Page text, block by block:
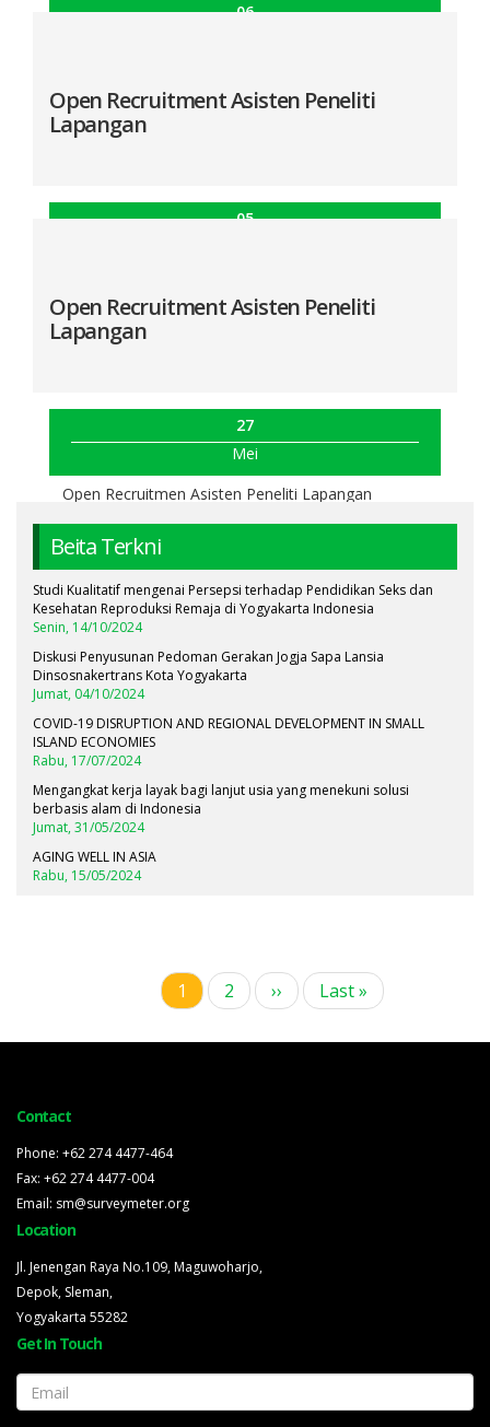
06
Open Recruitment Asisten Peneliti
Lapangan
05
Open Recruitment Asisten Peneliti
Lapangan
27
Mei
Open Recruitmen Asisten Peneliti Lapangan
Beita Terkni
Studi Kualitatif mengenai Persepsi terhadap Pendidikan Seks dan
Kesehatan Reproduksi Remaja di Yogyakarta Indonesia
Senin, 14/10/2024
Diskusi Penyusunan Pedoman Gerakan Jogja Sapa Lansia
Dinsosnakertrans Kota Yogyakarta
Jumat, 04/10/2024
COVID-19 DISRUPTION AND REGIONAL DEVELOPMENT IN SMALL
ISLAND ECONOMIES
Rabu, 17/07/2024
Mengangkat kerja layak bagi lanjut usia yang menekuni solusi
berbasis alam di Indonesia
Jumat, 31/05/2024
AGING WELL IN ASIA
Rabu, 15/05/2024
Halaman
sekarang
1 Page
2
Halaman
berikutnya
››
Last
page
Last »
Contact
Phone: +62 274 4477-464
Fax: +62 274 4477-004
Email: sm@surveymeter.org
Location
Jl. Jenengan Raya No.109, Maguwoharjo,
Depok, Sleman,
Yogyakarta 55282
Get In Touch
Email